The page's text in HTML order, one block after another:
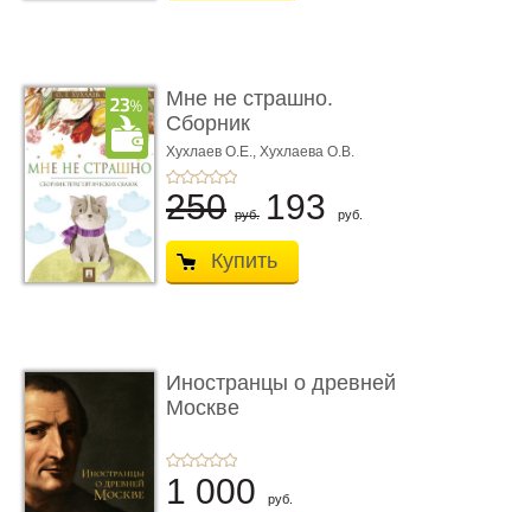
Мне не страшно.
Сборник
терапевтических
сказо� ...
Хухлаев О.Е., Хухлаева О.В.
250 руб. 193 руб.
Купить
Иностранцы о древней
Москве
1 000 руб.